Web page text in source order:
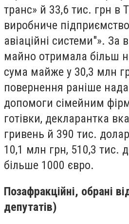
транс» й 33,6 тис. грн в
виробниче підприємство
авіаційні системи"». За
майно отримала більш
сума майже у 30,3 млн
повернення раніше
допомоги сімейним
готівки, декларантка
гривень й 390 тис.
10,1 млн грн, 510,3 тис.
більше 1000 євро.
Позафракційні, обрані
депутатів)